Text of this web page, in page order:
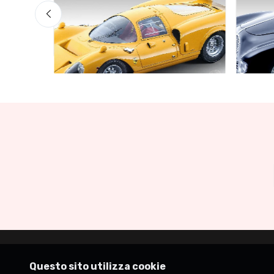
Questo sito utilizza cookie